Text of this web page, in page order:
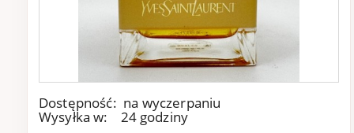
Dostępność: na wyczerpaniu
Wysyłka w:
24 godziny